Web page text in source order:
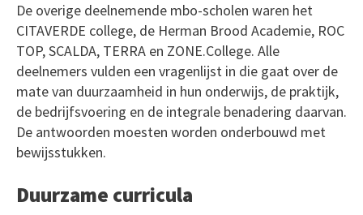
De overige deelnemende mbo-scholen waren het
CITAVERDE college, de Herman Brood Academie, ROC
TOP, SCALDA, TERRA en ZONE.College. Alle
deelnemers vulden een vragenlijst in die gaat over de
mate van duurzaamheid in hun onderwijs, de praktijk,
de bedrijfsvoering en de integrale benadering daarvan.
De antwoorden moesten worden onderbouwd met
bewijsstukken.
Duurzame curricula